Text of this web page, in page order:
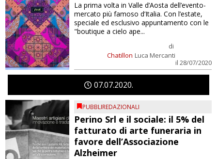
Chatillon
di
Luca Mercanti
il 28/07/2020
La prima volta in Valle d’Aosta dell’evento-
mercato più famoso d’Italia. Con l’estate,
speciale ed esclusivo appuntamento con le
"boutique a cielo ape...
0707 2020
PUBBLIREDAZIONALI
Perino Srl e il sociale: il 5% del
fatturato di arte funeraria in
favore dell’Associazione
Alzheimer